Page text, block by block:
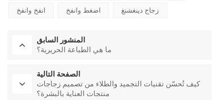
انفخ وانفخ اضغط وانفخ زجاج دينغشنغ
المنشور السابق
ما هي الطباعة الحريرية؟
الصفحة التالية
كيف تُحسّن تقنيات التجميد والطلاء من تصميم زجاجات
منتجات العناية بالبشرة؟